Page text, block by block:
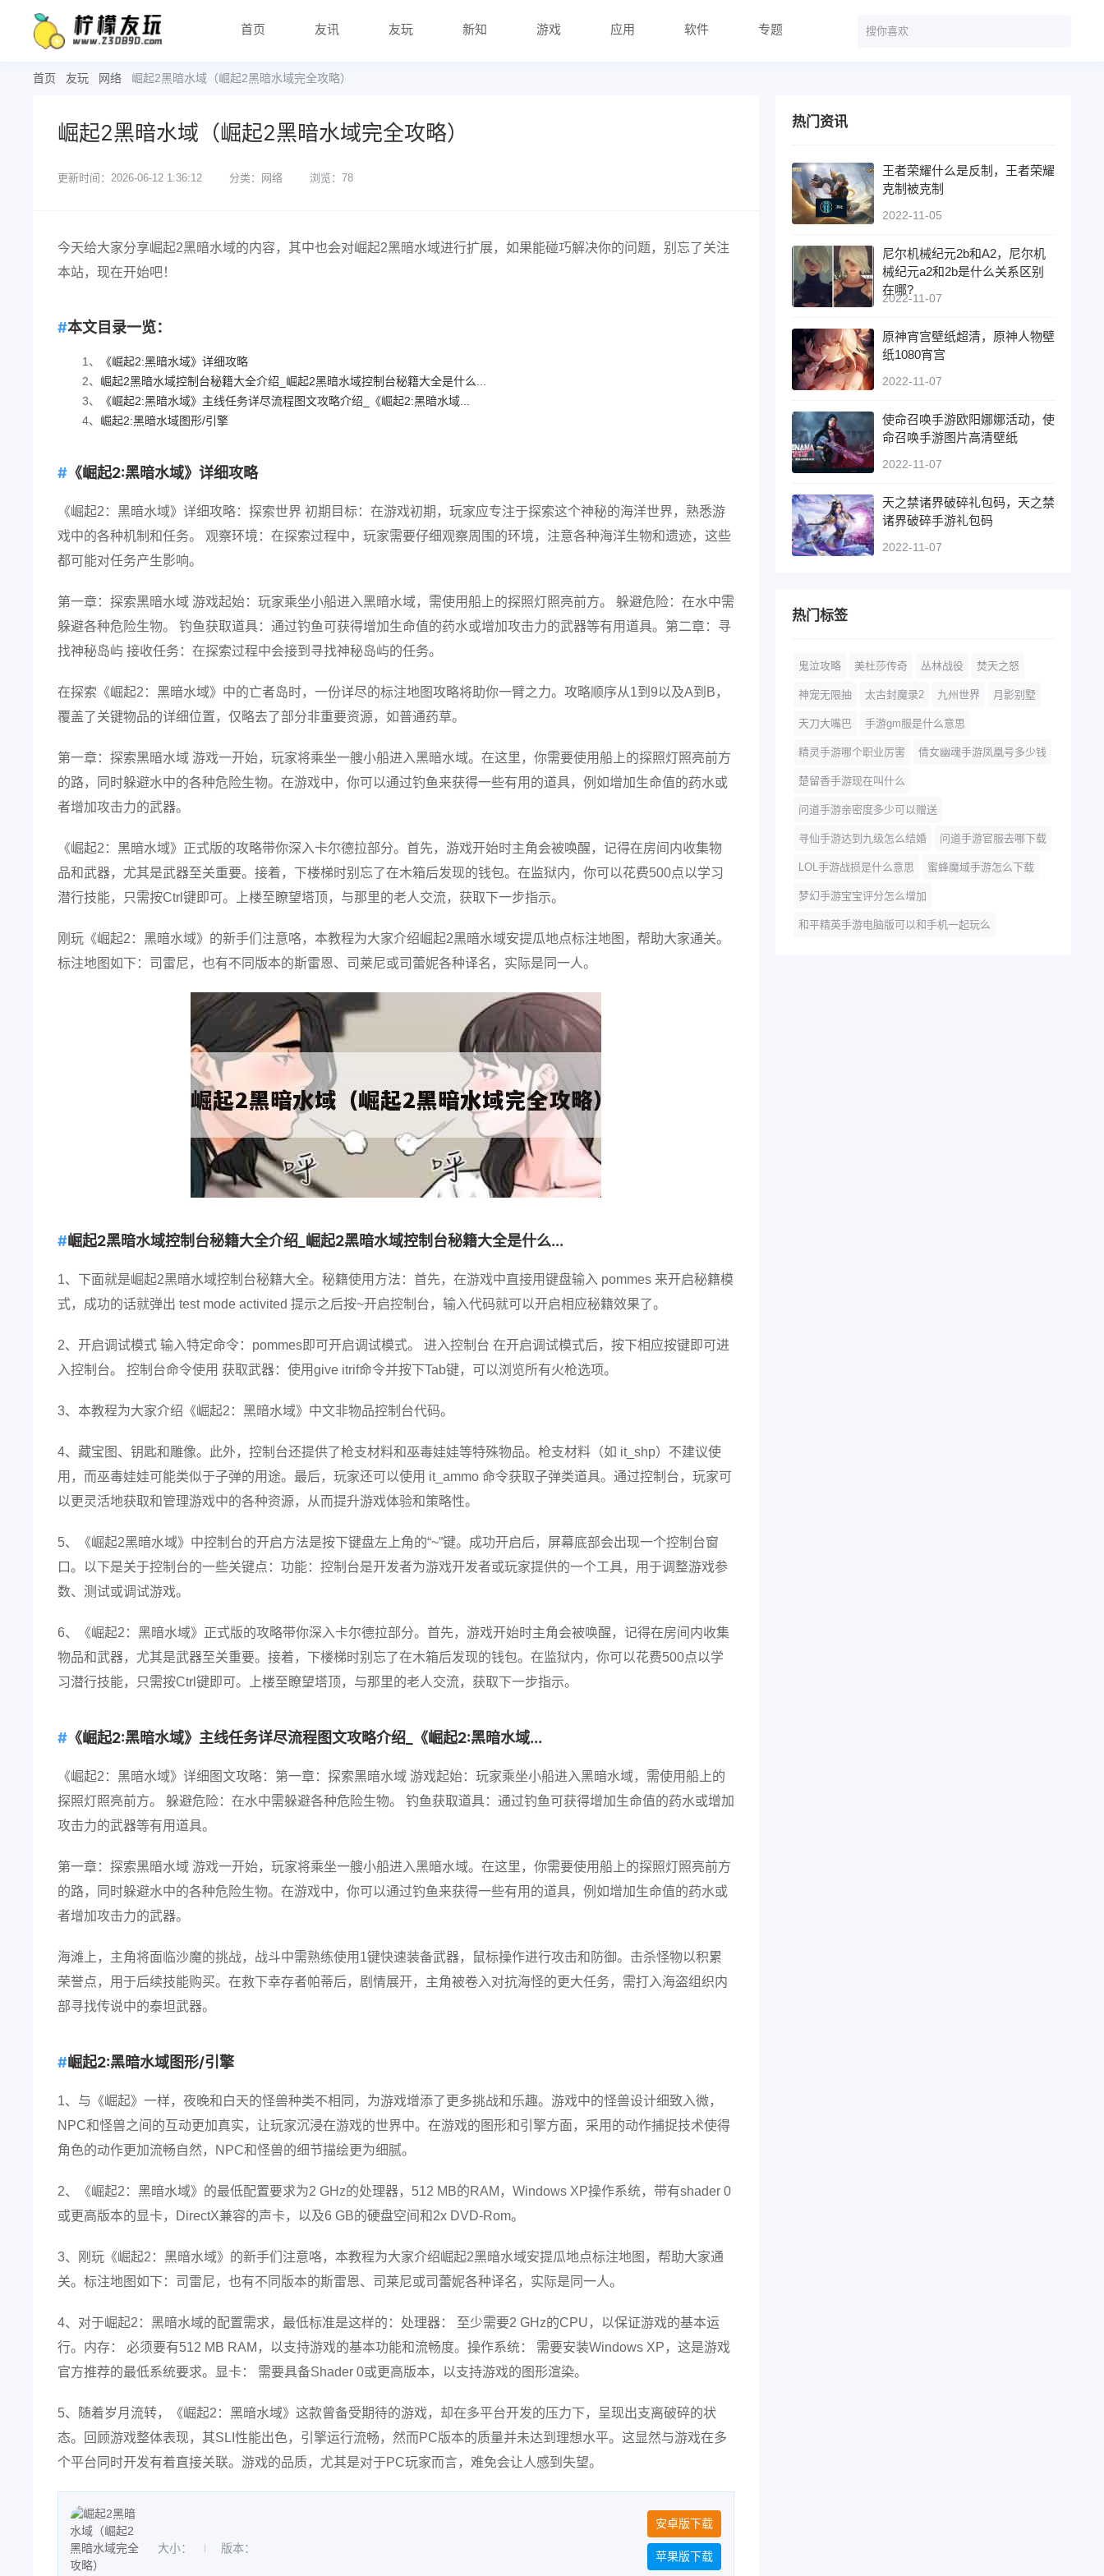
首页 友讯 友玩 新知 游戏 应用 软件 专题
首页 友玩 网络 崛起2黑暗水域（崛起2黑暗水域完全攻略）
崛起2黑暗水域（崛起2黑暗水域完全攻略）
更新时间：2026-06-12 1:36:12 分类：网络 浏览：78
今天给大家分享崛起2黑暗水域的内容，其中也会对崛起2黑暗水域进行扩展，如果能碰巧解决你的问题，别忘了关注
本站，现在开始吧！
本文目录一览：
1、
《崛起2:黑暗水域》详细攻略
2、 崛起2黑暗水域控制台秘籍大全介绍_崛起2黑暗水域控制台秘籍大全是什么...
3、
《崛起2:黑暗水域》主线任务详尽流程图文攻略介绍_《崛起2:黑暗水域...
4、 崛起2:黑暗水域图形/引擎
《崛起2:黑暗水域》详细攻略
《崛起2：黑暗水域》详细攻略：探索世界 初期目标：在游戏初期，玩家应专注于探索这个神秘的海洋世界，熟悉游
戏中的各种机制和任务。 观察环境：在探索过程中，玩家需要仔细观察周围的环境，注意各种海洋生物和遗迹，这些
都可能对任务产生影响。
第一章：探索黑暗水域 游戏起始：玩家乘坐小船进入黑暗水域，需使用船上的探照灯照亮前方。 躲避危险：在水中需
躲避各种危险生物。 钓鱼获取道具：通过钓鱼可获得增加生命值的药水或增加攻击力的武器等有用道具。第二章：寻
找神秘岛屿 接收任务：在探索过程中会接到寻找神秘岛屿的任务。
在探索《崛起2：黑暗水域》中的亡者岛时，一份详尽的标注地图攻略将助你一臂之力。攻略顺序从1到9以及A到B，
覆盖了关键物品的详细位置，仅略去了部分非重要资源，如普通药草。
第一章：探索黑暗水域 游戏一开始，玩家将乘坐一艘小船进入黑暗水域。在这里，你需要使用船上的探照灯照亮前方
的路，同时躲避水中的各种危险生物。在游戏中，你可以通过钓鱼来获得一些有用的道具，例如增加生命值的药水或
者增加攻击力的武器。
《崛起2：黑暗水域》正式版的攻略带你深入卡尔德拉部分。首先，游戏开始时主角会被唤醒，记得在房间内收集物
品和武器，尤其是武器至关重要。接着，下楼梯时别忘了在木箱后发现的钱包。在监狱内，你可以花费500点以学习
潜行技能，只需按Ctrl键即可。上楼至瞭望塔顶，与那里的老人交流，获取下一步指示。
刚玩《崛起2：黑暗水域》的新手们注意咯，本教程为大家介绍崛起2黑暗水域安提瓜地点标注地图，帮助大家通关。
标注地图如下：司雷尼，也有不同版本的斯雷恩、司莱尼或司蕾妮各种译名，实际是同一人。
崛起2黑暗水域控制台秘籍大全介绍_崛起2黑暗水域控制台秘籍大全是什么...
1、下面就是崛起2黑暗水域控制台秘籍大全。秘籍使用方法：首先，在游戏中直接用键盘输入 pommes 来开启秘籍模
式，成功的话就弹出 test mode activited 提示之后按~开启控制台，输入代码就可以开启相应秘籍效果了。
2、开启调试模式 输入特定命令：pommes即可开启调试模式。 进入控制台 在开启调试模式后，按下相应按键即可进
入控制台。 控制台命令使用 获取武器：使用give itrif命令并按下Tab键，可以浏览所有火枪选项。
3、本教程为大家介绍《崛起2：黑暗水域》中文非物品控制台代码。
4、藏宝图、钥匙和雕像。此外，控制台还提供了枪支材料和巫毒娃娃等特殊物品。枪支材料（如 it_shp）不建议使
用，而巫毒娃娃可能类似于子弹的用途。最后，玩家还可以使用 it_ammo 命令获取子弹类道具。通过控制台，玩家可
以更灵活地获取和管理游戏中的各种资源，从而提升游戏体验和策略性。
5、《崛起2黑暗水域》中控制台的开启方法是按下键盘左上角的“~”键。成功开启后，屏幕底部会出现一个控制台窗
口。以下是关于控制台的一些关键点：功能：控制台是开发者为游戏开发者或玩家提供的一个工具，用于调整游戏参
数、测试或调试游戏。
6、《崛起2：黑暗水域》正式版的攻略带你深入卡尔德拉部分。首先，游戏开始时主角会被唤醒，记得在房间内收集
物品和武器，尤其是武器至关重要。接着，下楼梯时别忘了在木箱后发现的钱包。在监狱内，你可以花费500点以学
习潜行技能，只需按Ctrl键即可。上楼至瞭望塔顶，与那里的老人交流，获取下一步指示。
《崛起2:黑暗水域》主线任务详尽流程图文攻略介绍_《崛起2:黑暗水域...
《崛起2：黑暗水域》详细图文攻略：第一章：探索黑暗水域 游戏起始：玩家乘坐小船进入黑暗水域，需使用船上的
探照灯照亮前方。 躲避危险：在水中需躲避各种危险生物。 钓鱼获取道具：通过钓鱼可获得增加生命值的药水或增加
攻击力的武器等有用道具。
第一章：探索黑暗水域 游戏一开始，玩家将乘坐一艘小船进入黑暗水域。在这里，你需要使用船上的探照灯照亮前方
的路，同时躲避水中的各种危险生物。在游戏中，你可以通过钓鱼来获得一些有用的道具，例如增加生命值的药水或
者增加攻击力的武器。
海滩上，主角将面临沙魔的挑战，战斗中需熟练使用1键快速装备武器，鼠标操作进行攻击和防御。击杀怪物以积累
荣誉点，用于后续技能购买。在救下幸存者帕蒂后，剧情展开，主角被卷入对抗海怪的更大任务，需打入海盗组织内
部寻找传说中的泰坦武器。
崛起2:黑暗水域图形/引擎
1、与《崛起》一样，夜晚和白天的怪兽种类不相同，为游戏增添了更多挑战和乐趣。游戏中的怪兽设计细致入微，
NPC和怪兽之间的互动更加真实，让玩家沉浸在游戏的世界中。在游戏的图形和引擎方面，采用的动作捕捉技术使得
角色的动作更加流畅自然，NPC和怪兽的细节描绘更为细腻。
2、《崛起2：黑暗水域》的最低配置要求为2 GHz的处理器，512 MB的RAM，Windows XP操作系统，带有shader 0
或更高版本的显卡，DirectX兼容的声卡，以及6 GB的硬盘空间和2x DVD-Rom。
3、刚玩《崛起2：黑暗水域》的新手们注意咯，本教程为大家介绍崛起2黑暗水域安提瓜地点标注地图，帮助大家通
关。标注地图如下：司雷尼，也有不同版本的斯雷恩、司莱尼或司蕾妮各种译名，实际是同一人。
4、对于崛起2：黑暗水域的配置需求，最低标准是这样的：处理器： 至少需要2 GHz的CPU，以保证游戏的基本运
行。内存： 必须要有512 MB RAM，以支持游戏的基本功能和流畅度。操作系统： 需要安装Windows XP，这是游戏
官方推荐的最低系统要求。显卡： 需要具备Shader 0或更高版本，以支持游戏的图形渲染。
5、随着岁月流转，《崛起2：黑暗水域》这款曾备受期待的游戏，却在多平台开发的压力下，呈现出支离破碎的状
态。回顾游戏整体表现，其SLI性能出色，引擎运行流畅，然而PC版本的质量并未达到理想水平。这显然与游戏在多
个平台同时开发有着直接关联。游戏的品质，尤其是对于PC玩家而言，难免会让人感到失望。
大小： 版本：
安卓版下载
苹果版下载
热门资讯
王者荣耀什么是反制，王者荣耀
克制被克制
2022-11-05
尼尔机械纪元2b和A2，尼尔机
械纪元a2和2b是什么关系区别
在哪?
2022-11-07
原神宵宫壁纸超清，原神人物壁
纸1080宵宫
2022-11-07
使命召唤手游欧阳娜娜活动，使
命召唤手游图片高清壁纸
2022-11-07
天之禁诸界破碎礼包码，天之禁
诸界破碎手游礼包码
2022-11-07
热门标签
鬼泣攻略 美杜莎传奇 丛林战役 焚天之怒
神宠无限抽 太古封魔录2 九州世界 月影别墅
天刀大嘴巴 手游gm服是什么意思
精灵手游哪个职业厉害 倩女幽魂手游凤凰号多少钱
楚留香手游现在叫什么
问道手游亲密度多少可以赠送
寻仙手游达到九级怎么结婚 问道手游官服去哪下载
LOL手游战损是什么意思 蜜蜂魔域手游怎么下载
梦幻手游宝宝评分怎么增加
和平精英手游电脑版可以和手机一起玩么